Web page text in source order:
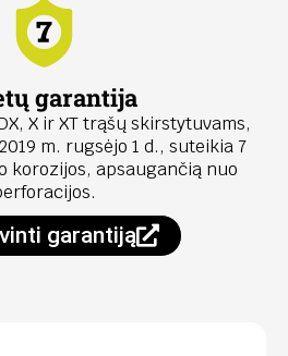
garantija
X ir XT trąšų skirstytuvams,
m. rugsėjo 1 d., suteikia 7
korozijos, apsaugančią nuo
garantiją